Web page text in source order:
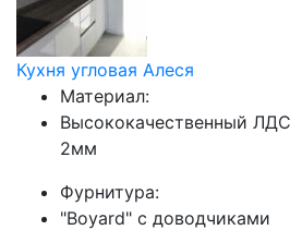
Кухня угловая Алеся
Материал:
Высококачественный
2мм
Фурнитура:
"Boyard" с доводчиками